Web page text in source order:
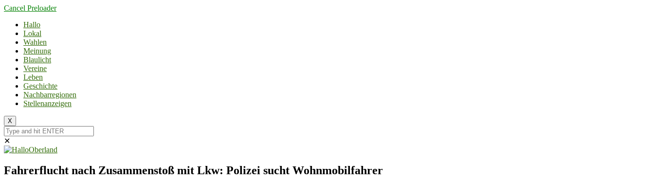
Cancel Preloader
Hallo
Lokal
Wahlen
Meinung
Blaulicht
Vereine
Leben
Geschichte
Nachbarregionen
Stellenanzeigen
X
✕
Fahrerflucht nach Zusammenstoß mit Lkw: Polizei sucht Wohnmobilfahrer